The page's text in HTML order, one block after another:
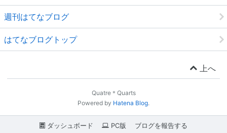
週刊はてなブログ
はてなブログトップ
上へ
Quatre＊Quarts
Powered by Hatena Blog.
ダッシュボード PC版 ブログを報告する